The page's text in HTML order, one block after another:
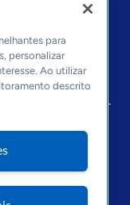
para
personalizar
Ao utilizar
descrito